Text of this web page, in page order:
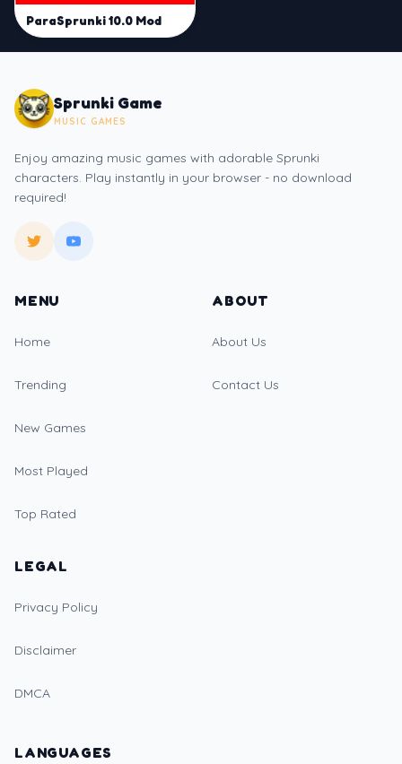
ParaSprunki 10.0 Mod
Sprunki Game
MUSIC GAMES
Enjoy amazing music games with adorable Sprunki
characters. Play instantly in your browser - no download
required!
MENU
Home
Trending
New Games
Most Played
Top Rated
ABOUT
About Us
Contact Us
LEGAL
Privacy Policy
Disclaimer
DMCA
LANGUAGES